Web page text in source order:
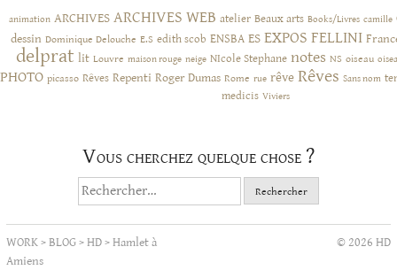
animation ARCHIVES ARCHIVES WEB atelier Beaux arts Books/Livres camille
dessin Dominique Delouche E.S edith scob ENSBA ES EXPOS FELLINI
delprat lit Louvre maison rouge neige NIcole Stephane notes NS oiseau
PHOTO picasso Rêves Repenti Roger Dumas Rome rue rêve Rêves Sans nom
medicis Viviers
Vous cherchez quelque chose ?
Rechercher :
WORK>BLOG>HD>Hamlet à
Amiens
© 2026 HD